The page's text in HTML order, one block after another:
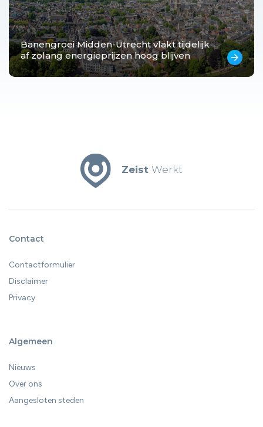
Banengroei Midden-Utrecht vlakt tijdelijk
af zolang energieprijzen hoog blijven
arrow_forward
Zeist Werkt
Contact
Contactformulier
Disclaimer
Privacy
Algemeen
Nieuws
Over ons
Aangesloten steden